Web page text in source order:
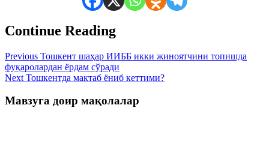
Continue Reading
Previous Тошкент шаҳар ИИББ икки жиноятчини топишда
фуқаролардан ёрдам сўради
Next Тошкентда мактаб ёниб кеттими?
Мавзуга доир мақолалар